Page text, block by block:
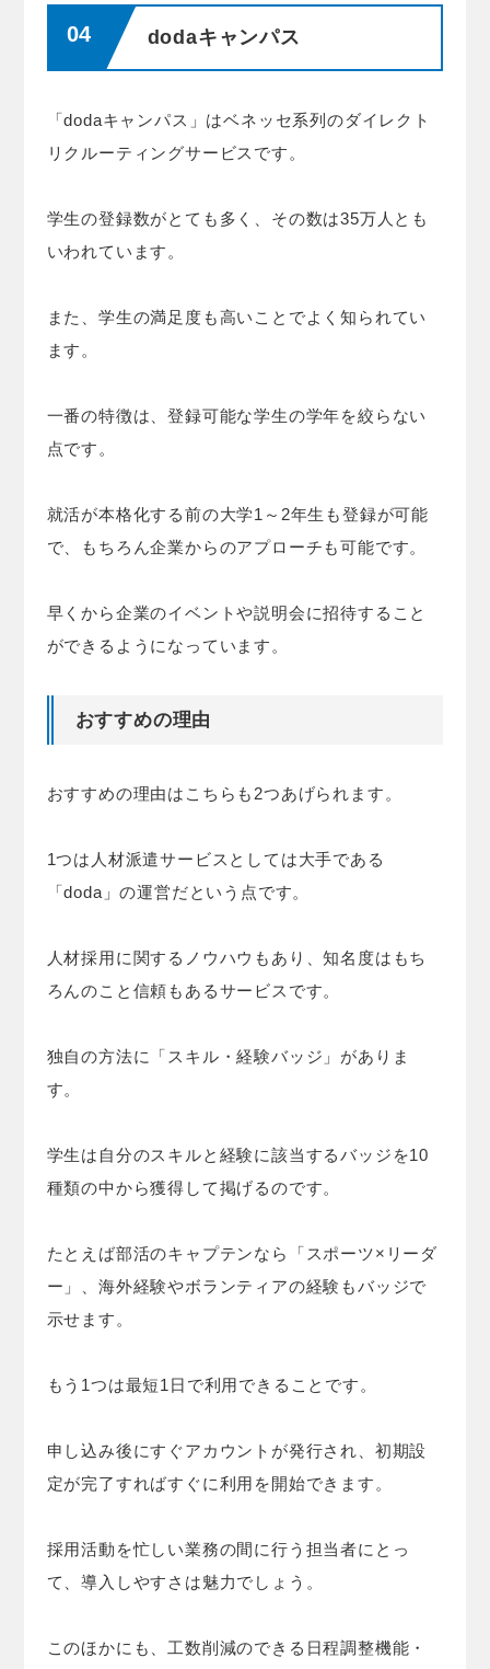
dodaキャンパス
「dodaキャンパス」はベネッセ系列のダイレクト
リクルーティングサービスです。
学生の登録数がとても多く、その数は35万人とも
いわれています。
また、学生の満足度も高いことでよく知られてい
ます。
一番の特徴は、登録可能な学生の学年を絞らない
点です。
就活が本格化する前の大学1～2年生も登録が可能
で、もちろん企業からのアプローチも可能です。
早くから企業のイベントや説明会に招待すること
ができるようになっています。
おすすめの理由
おすすめの理由はこちらも2つあげられます。
1つは人材派遣サービスとしては大手である
「doda」の運営だという点です。
人材採用に関するノウハウもあり、知名度はもち
ろんのこと信頼もあるサービスです。
独自の方法に「スキル・経験バッジ」がありま
す。
学生は自分のスキルと経験に該当するバッジを10
種類の中から獲得して掲げるのです。
たとえば部活のキャプテンなら「スポーツ×リーダ
ー」、海外経験やボランティアの経験もバッジで
示せます。
もう1つは最短1日で利用できることです。
申し込み後にすぐアカウントが発行され、初期設
定が完了すればすぐに利用を開始できます。
採用活動を忙しい業務の間に行う担当者にとっ
て、導入しやすさは魅力でしょう。
このほかにも、工数削減のできる日程調整機能・